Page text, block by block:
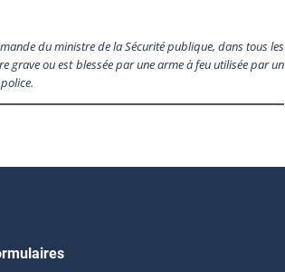
du ministre de la Sécurité publique, dans tous les
grave ou est blessée par une arme à feu utilisée par un